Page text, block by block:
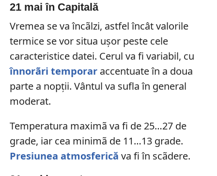
21 mai în Capitală
Vremea se va încãlzi, astfel încât valorile
termice se vor situa uşor peste cele
caracteristice datei. Cerul va fi variabil, cu
înnorãri temporaraccentuate în a doua
parte a nopţii. Vântul va sufla în general
moderat.
Temperatura maximã va fi de 25…27 de
grade, iar cea minimã de 11…13 grade.
Presiunea atmosferică va fi în scãdere.